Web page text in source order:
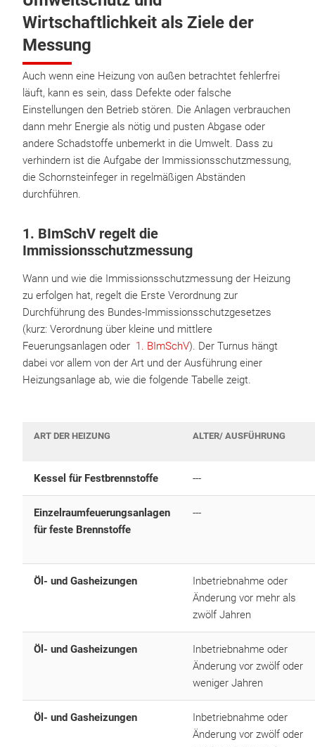
Wirtschaftlichkeit als Ziele der
Messung
Auch wenn eine Heizung von außen betrachtet fehlerfrei
läuft, kann es sein, dass Defekte oder falsche
Einstellungen den Betrieb stören. Die Anlagen verbrauchen
dann mehr Energie als nötig und pusten Abgase oder
andere Schadstoffe unbemerkt in die Umwelt. Dass zu
verhindern ist die Aufgabe der Immissionsschutzmessung,
die Schornsteinfeger in regelmäßigen Abständen
durchführen.
1. BImSchV regelt die
Immissionsschutzmessung
Wann und wie die Immissionsschutzmessung der Heizung
zu erfolgen hat, regelt die Erste Verordnung zur
Durchführung des Bundes-Immissionsschutzgesetzes
(kurz: Verordnung über kleine und mittlere
Feuerungsanlagen oder 1. BImSchV). Der Turnus hängt
dabei vor allem von der Art und der Ausführung einer
Heizungsanlage ab, wie die folgende Tabelle zeigt.
ART DER HEIZUNG ALTER/ AUSFÜHRUNG
Kessel für Festbrennstoffe ---
Einzelraumfeuerungsanlagen
für feste Brennstoffe
---
Öl- und Gasheizungen
Inbetriebnahme oder
Änderung vor mehr als
zwölf Jahren
Öl- und Gasheizungen
Inbetriebnahme oder
Änderung vor zwölf oder
weniger Jahren
Öl- und Gasheizungen
Inbetriebnahme oder
Änderung vor zwölf oder